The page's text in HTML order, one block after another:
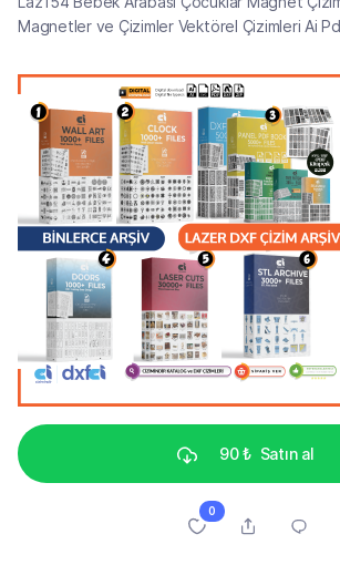
Magnetler ve Çizimler Vektörel Çizimleri Ai
90 ₺ Satın al
0